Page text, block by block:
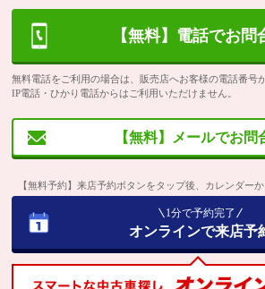
【無料】電話でお問
無料電話をご利用の場合は、販売店へお客様の電話番号
IP電話・ひかり電話からはご利用いただけません。
【無料】メールでお問
【無料予約】来店予約ボタンをタップ後、カレンダー
1分で予約完了
オンラインで来店予